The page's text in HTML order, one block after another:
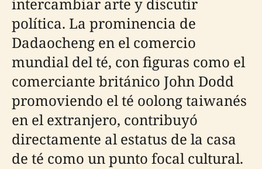
intercambiar arte y discutir
política. La prominencia de
Dadaocheng en el comercio
mundial del té, con figuras como el
comerciante británico John Dodd
promoviendo el té oolong taiwanés
en el extranjero, contribuyó
directamente al estatus de la casa
de té como un punto focal cultural.